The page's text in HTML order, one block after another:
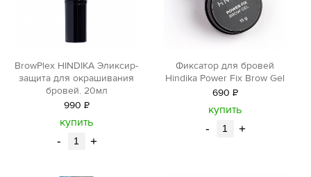
BrowPlex HINDIKA Эликсир-
защита для окрашивания
бровей. 20мл
990 Р
уб.
купить
- +
Фиксатор для бровей
Hindika Power Fix Brow Gel
690 Р
уб.
купить
- +